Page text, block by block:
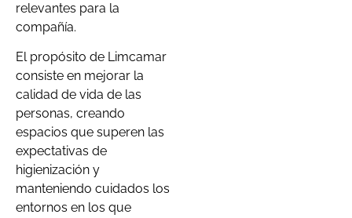
relevantes para la
compañía.
El propósito de Limcamar
consiste en mejorar la
calidad de vida de las
personas, creando
espacios que superen las
expectativas de
higienización y
manteniendo cuidados los
entornos en los que